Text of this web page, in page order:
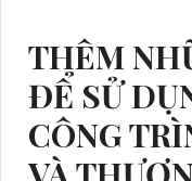
THÊM
ĐỂ SỬ
CÔNG